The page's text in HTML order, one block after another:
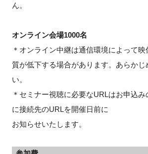
ん。
オンライン会場1000名
＊オンライン中継は通信環境によって
質が低下する場合があります。あらかじ
い。
＊セミナー視聴に必要なURLはお申込
に接続先のURLを開催⽇前に
お知らせいたします。